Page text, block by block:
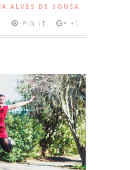
ALVES DE SOUSA
PIN IT +1